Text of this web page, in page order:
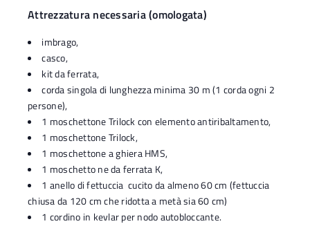
Attrezzatura necessaria (omologata)
imbrago,
casco,
kit da ferrata,
corda singola di lunghezza minima 30 m (1 corda ogni 2
persone),
1 moschettone Trilock con elemento antiribaltamento,
1 moschettone Trilock,
1 moschettone a ghiera HMS,
1 moschetto ne da ferrata K,
1 anello di fettuccia cucito da almeno 60 cm (fettuccia
chiusa da 120 cm che ridotta a metà sia 60 cm)
1 cordino in kevlar per nodo autobloccante.